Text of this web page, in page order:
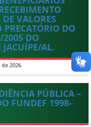
DE VALORES
DO
2005 DO
AL.
2026
PÚBLICA –
FUNDEF 1998-